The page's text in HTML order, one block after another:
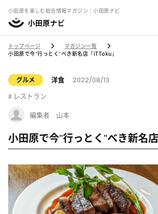
小田原を楽しむ総合情報マガジン｜小田原ナビ
トップページ
マガジン一覧
小田原で今"行っとく"べき新名店『iTToku』
グルメ 洋食 2022/08/13
レストラン
編集者 山本
小田原で今"行っとく"べき新名